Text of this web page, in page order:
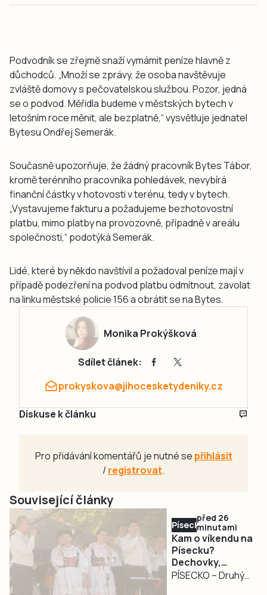
Podvodník se zřejmě snaží vymámit peníze hlavně z
důchodců. „Množí se zprávy, že osoba navštěvuje
zvláště domovy s pečovatelskou službou. Pozor, jedná
se o podvod. Měřidla budeme v městských bytech v
letošním roce měnit, ale bezplatně,“ vysvětluje jednatel
Bytesu Ondřej Semerák.
Současně upozorňuje, že žádný pracovník Bytes Tábor,
kromě terénního pracovníka pohledávek, nevybírá
finanční částky v hotovosti v terénu, tedy v bytech.
„Vystavujeme fakturu a požadujeme bezhotovostní
platbu, mimo platby na provozovně, případně v areálu
společnosti,“ podotýká Semerák.
Lidé, které by někdo navštívil a požadoval peníze mají v
případě podezření na podvod platbu odmítnout, zavolat
na linku městské policie 156 a obrátit se na Bytes.
Monika Prokýšková
Sdílet článek:
prokyskova@jihocesketydeniky.cz
Diskuse k článku
Pro přidávání komentářů je nutné se přihlásit
/registrovat.
Související články
Písecko
před 26
minutami
Kam o víkendu na
Písecku?
Dechovky,
pohádkový les,
PÍSECKO – Druhý